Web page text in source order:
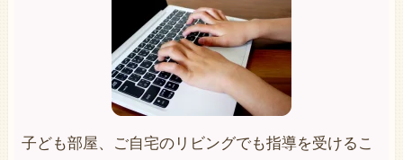
子ども部屋、ご自宅のリビングでも指導を受けるこ